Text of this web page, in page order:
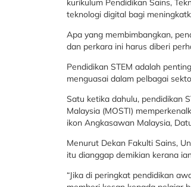
kurikulum Pendidikan Sains,
teknologi digital bagi
Apa yang membimbangkan,
dan perkara ini harus diberi
Pendidikan STEM adalah
menguasai dalam pelbagai
Satu ketika dahulu, pendidikan
Malaysia (MOSTI)
ikon Angkasawan Malaysia,
Menurut Dekan Fakulti Sains,
itu dianggap demikian kerana
“Jika di peringkat pendidikan